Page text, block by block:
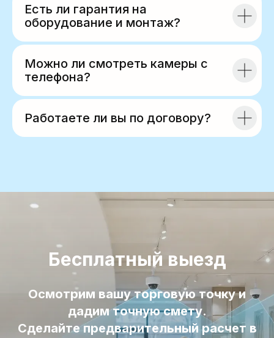
Есть ли гарантия на
оборудование и монтаж?
Можно ли смотреть камеры с
телефона?
Работаете ли вы по договору?
Бесплатный выезд
Осмотрим вашу торговую точку и
дадим точную смету.
Сделайте предварительный расчет в